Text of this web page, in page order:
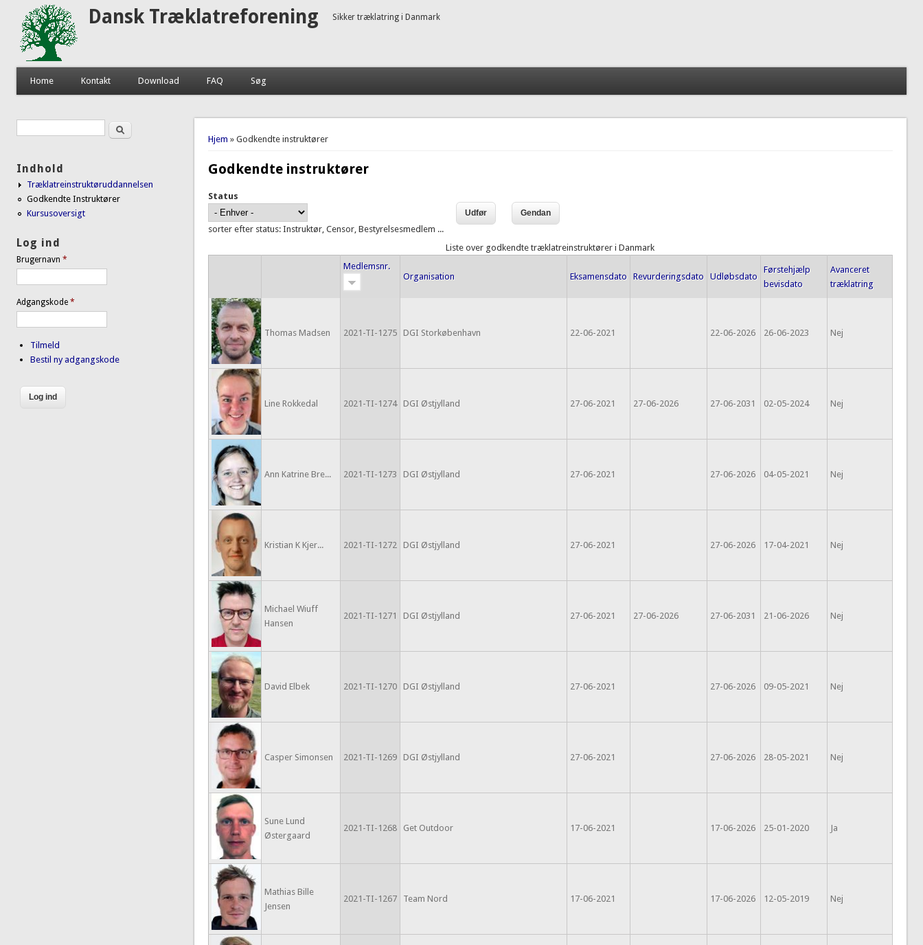
Dansk Træklatreforening Sikker træklatring i Danmark
Home Kontakt Download FAQ Søg
Du er her
Hjem » Godkendte instruktører
Godkendte instruktører
Status
sorter efter status: Instruktør, Censor, Bestyrelsesmedlem ...
Liste over godkendte træklatreinstruktører i Danmark
Medlemsnr.
Organisation
Eksamensdato Revurderingsdato Udløbsdato
Førstehjælp
bevisdato
Avanceret
træklatring
Thomas Madsen 2021-TI-1275 DGI Storkøbenhavn 22-06-2021 22-06-2026 26-06-2023 Nej
Line Rokkedal 2021-TI-1274 DGI Østjylland 27-06-2021 27-06-2026 27-06-2031 02-05-2024 Nej
Ann Katrine Bre... 2021-TI-1273 DGI Østjylland 27-06-2021 27-06-2026 04-05-2021 Nej
Kristian K Kjer... 2021-TI-1272 DGI Østjylland 27-06-2021 27-06-2026 17-04-2021 Nej
Michael Wiuff
Hansen
2021-TI-1271 DGI Østjylland 27-06-2021 27-06-2026 27-06-2031 21-06-2026 Nej
David Elbek 2021-TI-1270 DGI Østjylland 27-06-2021 27-06-2026 09-05-2021 Nej
Casper Simonsen 2021-TI-1269 DGI Østjylland 27-06-2021 27-06-2026 28-05-2021 Nej
Sune Lund
Østergaard
2021-TI-1268 Get Outdoor 17-06-2021 17-06-2026 25-01-2020 Ja
Mathias Bille
Jensen
2021-TI-1267 Team Nord 17-06-2021 17-06-2026 12-05-2019 Nej
Søgefelt Søg
Indhold
Træklatreinstruktøruddannelsen
Godkendte Instruktører
Kursusoversigt
Log ind
Brugernavn *
Adgangskode *
Tilmeld
Bestil ny adgangskode